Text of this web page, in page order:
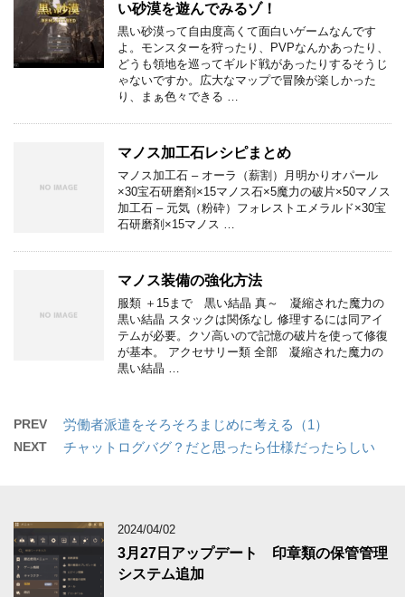
い砂漠を遊んでみるゾ！
黒い砂漠って自由度高くて面白いゲームなんです
よ。モンスターを狩ったり、PVPなんかあったり、
どうも領地を巡ってギルド戦があったりするそうじ
ゃないですか。広大なマップで冒険が楽しかった
り、まぁ色々できる …
マノス加工石レシピまとめ
マノス加工石 – オーラ（薪割）月明かりオパール
×30宝石研磨剤×15マノス石×5魔力の破片×50マノス
加工石 – 元気（粉砕）フォレストエメラルド×30宝
石研磨剤×15マノス …
マノス装備の強化方法
服類 ＋15まで 黒い結晶 真～ 凝縮された魔力の
黒い結晶 スタックは関係なし 修理するには同アイ
テムが必要。クソ高いので記憶の破片を使って修復
が基本。 アクセサリー類 全部 凝縮された魔力の
黒い結晶 …
PREV 労働者派遣をそろそろまじめに考える（1）
NEXT チャットログバグ？だと思ったら仕様だったらしい
2024/04/02
3月27日アップデート 印章類の保管管理
システム追加